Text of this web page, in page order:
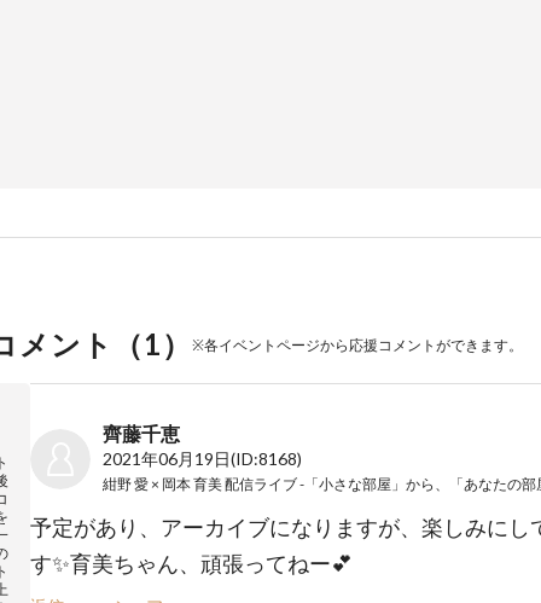
メント（1） ※各イベントページから応援コメントができます。
齊藤千恵
2021年06月19日(ID:8168)
予定があり、アーカイブになりますが、楽しみにし
す✨育美ちゃん、頑張ってねー💕